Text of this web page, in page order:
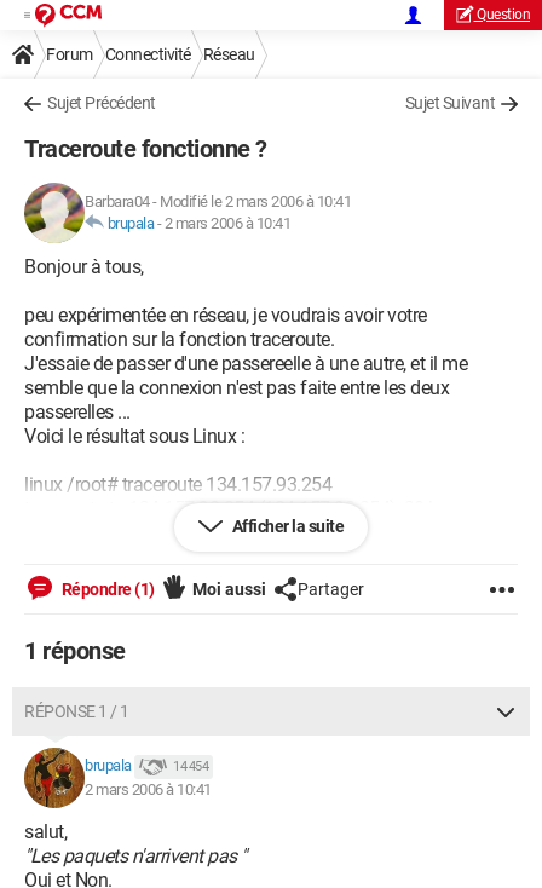
Question
Forum Connectivité Réseau
Sujet Précédent Sujet Suivant
Traceroute fonctionne ?
Barbara04- Modifié le 2 mars 2006 à 10:41
brupala-2 mars 2006 à 10:41
Bonjour à tous,
peu expérimentée en réseau, je voudrais avoir votre
confirmation sur la fonction traceroute.
J'essaie de passer d'une passereelle à une autre, et il me
semble que la connexion n'est pas faite entre les deux
passerelles ...
Voici le résultat sous Linux :
linux /root# traceroute 134.157.93.254
traceroute to 134.157.93.254 (134.157.93.254), 30 hops max,
ms 45.779 ms
2 r-ccr-backbone-p6p7.net.univ-paris7.fr (134.157.167.254)
3 * * *
5 * * *
7 * * *
8 * * *
9 * * *
10 * * *
11 * * *
12 * * *
Afficher la suite
Répondre (1) Moi aussi Partager
1 réponse
RÉPONSE 1 / 1
brupala 14 454
2 mars 2006 à 10:41
salut,
"Les paquets n'arrivent pas "
Oui et Non.